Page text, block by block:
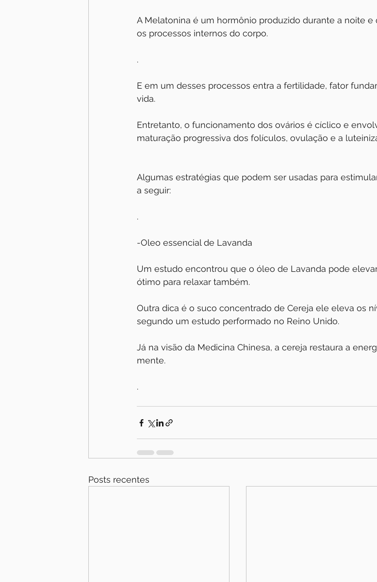
A Melatonina é um hormônio produzido durante a noite
os processos internos do corpo.
.
E em um desses processos entra a fertilidade, fator
vida.
Entretanto, o funcionamento dos ovários é cíclico e
maturação progressiva dos folículos, ovulação e a
Algumas estratégias que podem ser usadas para
a seguir:
.
-Oleo essencial de Lavanda
Um estudo encontrou que o óleo de Lavanda pode
ótimo para relaxar também.
Outra dica é o suco concentrado de Cereja ele eleva os
segundo um estudo performado no Reino Unido.
Já na visão da Medicina Chinesa, a cereja restaura a
mente.
.
Posts recentes